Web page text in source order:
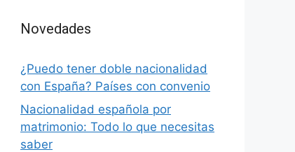
Novedades
¿Puedo tener doble nacionalidad
con España? Países con convenio
Nacionalidad española por
matrimonio: Todo lo que necesitas
saber